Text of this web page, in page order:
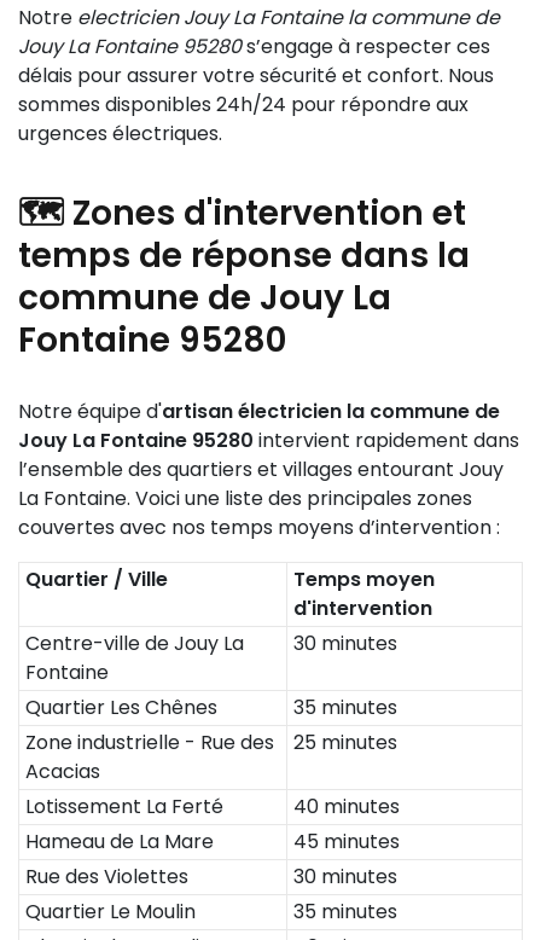
Notre electricien Jouy La Fontaine la commune de
Jouy La Fontaine 95280s’engage à respecter ces
délais pour assurer votre sécurité et confort. Nous
sommes disponibles 24h/24 pour répondre aux
urgences électriques.
🗺️ Zones d'intervention et
temps de réponse dans la
commune de Jouy La
Fontaine 95280
Notre équipe d'artisan électricien la commune de
Jouy La Fontaine 95280 intervient rapidement dans
l’ensemble des quartiers et villages entourant Jouy
La Fontaine. Voici une liste des principales zones
couvertes avec nos temps moyens d’intervention :
Quartier / Ville
Temps moyen
d'intervention
Centre-ville de Jouy La
Fontaine
30 minutes
Quartier Les Chênes
35 minutes
Zone industrielle - Rue des
Acacias
25 minutes
Lotissement La Ferté
40 minutes
Hameau de La Mare
45 minutes
Rue des Violettes
30 minutes
Quartier Le Moulin
35 minutes